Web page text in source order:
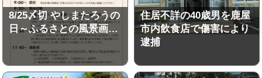
8/25〆切 やしまたろうの
日～ふるさとの風景画…
住居不詳の40歳男を鹿屋
市内飲食店で傷害により
逮捕